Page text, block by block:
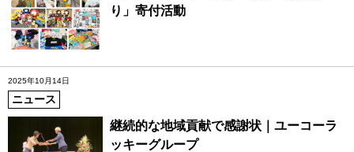
り」寄付活動
2025年10月14日
ニュース
継続的な地域貢献で感謝状｜ユーコーラ
ッキーグループ